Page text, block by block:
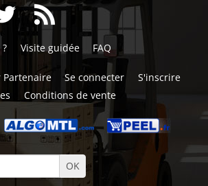
Visite guidée FAQ
Partenaire Se connecter
S'inscrire
Conditions de vente